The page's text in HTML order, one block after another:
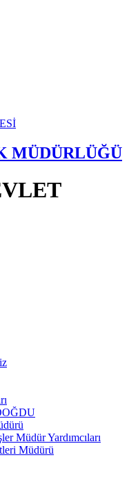
MÜDÜRLÜĞÜ
Müdür Yardımcıları
Müdürü